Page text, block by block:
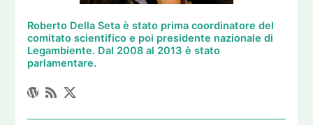
Roberto Della Seta è stato prima coordinatore del
comitato scientifico e poi presidente nazionale di
Legambiente. Dal 2008 al 2013 è stato
parlamentare.